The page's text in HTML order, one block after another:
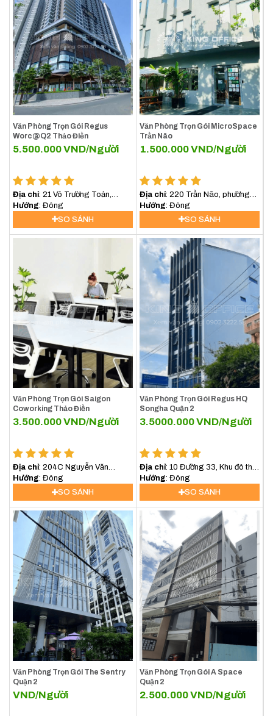
Văn Phòng Trọn Gói Regus
Worc@Q2 Thảo Điền
5.500.000VND/Người
Địa chỉ: 21 Võ Trường Toản,
Phường Thảo Điền, Quận 2
Hướng : Đông
SO SÁNH
Văn Phòng Trọn Gói MicroSpace
Trần Não
1.500.000VND/Người
Địa chỉ: 220 Trần Não, phường
An Khánh, Quận 2, Thủ Đức
Hướng : Đông
SO SÁNH
Văn Phòng Trọn Gói Saigon
Coworking Thảo Điền
3.500.000VND/Người
Địa chỉ: 204C Nguyễn Văn
Hưởng, Thảo Điền, Quận 2
Hướng : Đông
SO SÁNH
Văn Phòng Trọn Gói Regus HQ
Songha Quận 2
3.5000.000VND/Người
Địa chỉ: 10 Đường 33, Khu đô thị
An Phú An Khánh, Quận 2, TP.
Hướng : Đông
SO SÁNH
Văn Phòng Trọn Gói The Sentry
Quận 2
VND/Người
Văn Phòng Trọn Gói A Space
Quận 2
2.500.000VND/Người